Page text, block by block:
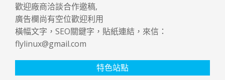
歡迎廠商洽談合作邀稿,
廣告欄尚有空位歡迎利用
橫幅文字，SEO關鍵字，貼紙連結，來信：
flylinux@gmail.com
特色站點